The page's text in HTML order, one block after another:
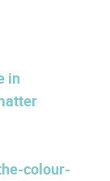
in
colour-